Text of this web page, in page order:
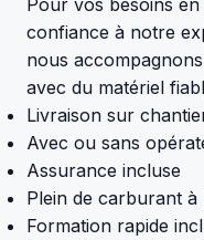
confiance à notre
nous
avec du matériel
Livraison sur
Avec ou sans
Assurance incluse
Plein de carburant à
Formation rapide